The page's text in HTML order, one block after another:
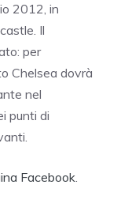
2012, in
Il
per
Chelsea dovrà
nel
punti di
Facebook.